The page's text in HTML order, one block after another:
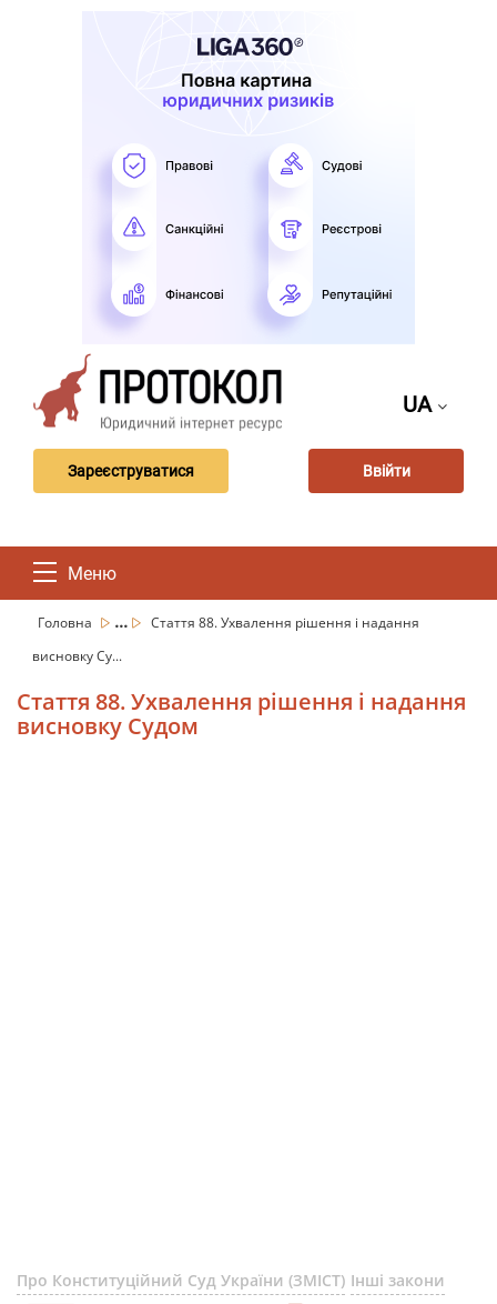
UA
Зареєструватися Ввійти
Меню
Головна ...
Стаття 88. Ухвалення рішення і надання
висновку Су...
Стаття 88. Ухвалення рішення і надання
висновку Судом
Про Конституційний Суд України (ЗМІСТ) Інші закони